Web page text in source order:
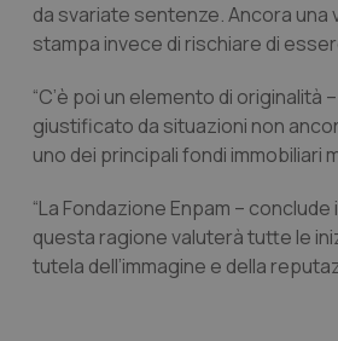
da svariate sentenze. Ancora
stampa invece di rischiare di
“C’è poi un elemento di
giustificato da situazioni non
uno dei principali fondi immobiliari
“La Fondazione Enpam –
questa ragione valuterà tutte le
tutela dell’immagine e della